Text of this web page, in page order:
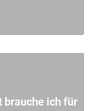
brauche ich für